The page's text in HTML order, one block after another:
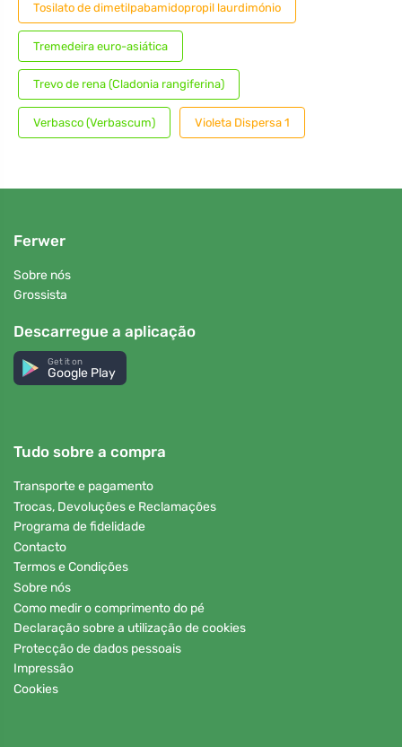
Tosilato de dimetilpabamidopropil laurdimónio
Tremedeira euro-asiática
Trevo de rena (Cladonia rangiferina)
Verbasco (Verbascum) Violeta Dispersa 1
Ferwer
Sobre nós
Grossista
Descarregue a aplicação
Get it on
Google Play
Tudo sobre a compra
Transporte e pagamento
Trocas, Devoluções e Reclamações
Programa de fidelidade
Contacto
Termos e Condições
Sobre nós
Como medir o comprimento do pé
Declaração sobre a utilização de cookies
Protecção de dados pessoais
Impressão
Cookies